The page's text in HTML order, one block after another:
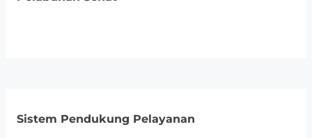
Sistem Pendukung Pelayanan